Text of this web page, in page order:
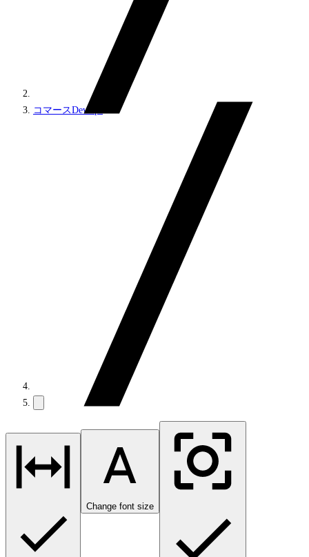
コマースDevOps
Change font size